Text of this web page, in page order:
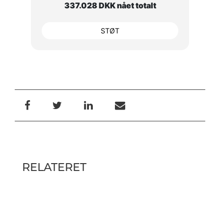
337.028 DKK nået totalt
STØT
RELATERET